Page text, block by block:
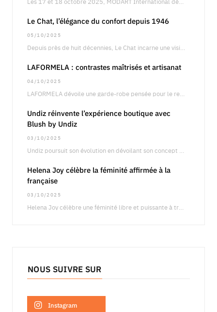
Le Chat, l’élégance du confort depuis 1946
05/10/2025
LAFORMELA : contrastes maîtrisés et artisanat
04/10/2025
Undiz réinvente l’expérience boutique avec
Blush by Undiz
03/10/2025
Helena Joy célèbre la féminité affirmée à la
française
03/10/2025
NOUS SUIVRE SUR
Instagram